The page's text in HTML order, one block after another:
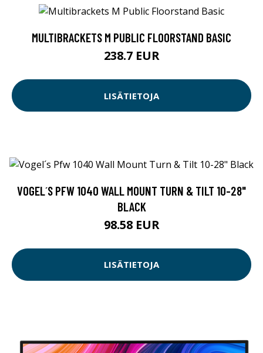
MULTIBRACKETS M PUBLIC FLOORSTAND BASIC
238.7 EUR
LISÄTIETOJA
VOGEL´S PFW 1040 WALL MOUNT TURN & TILT 10-28"
BLACK
98.58 EUR
LISÄTIETOJA